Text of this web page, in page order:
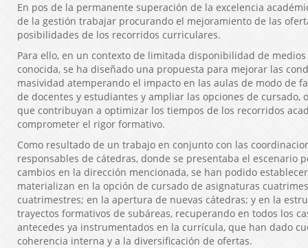
En pos de la permanente superación de la excelencia
de la gestión trabajar procurando el mejoramiento de las
posibilidades de los recorridos curriculares.
Para ello, en un contexto de limitada disponibilidad de
conocida, se ha diseñado una propuesta para mejorar las
masividad atemperando el impacto en las aulas de modo de
de docentes y estudiantes y ampliar las opciones de cursado,
que contribuyan a optimizar los tiempos de los recorridos
comprometer el rigor formativo.
Como resultado de un trabajo en conjunto con las
responsables de cátedras, donde se presentaba el escenario
cambios en la dirección mencionada, se han podido
materializan en la opción de cursado de asignaturas
cuatrimestres; en la apertura de nuevas cátedras; y en la
trayectos formativos de subáreas, recuperando en todos los
antecedes ya instrumentados en la currícula, que han dado
coherencia interna y a la diversificación de ofertas.